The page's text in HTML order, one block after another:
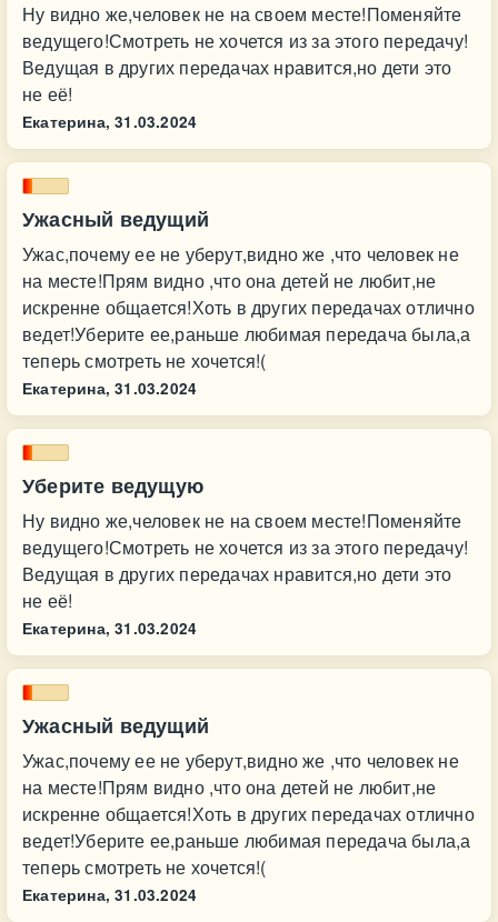
Ну видно же,человек не на своем месте!Поменяйте
ведущего!Смотреть не хочется из за этого передачу!
Ведущая в других передачах нравится,но дети это
не её!
Екатерина, 31.03.2024
Ужасный ведущий
Ужас,почему ее не уберут,видно же ,что человек не
на месте!Прям видно ,что она детей не любит,не
искренне общается!Хоть в других передачах отлично
ведет!Уберите ее,раньше любимая передача была,а
теперь смотреть не хочется!(
Екатерина, 31.03.2024
Уберите ведущую
Ну видно же,человек не на своем месте!Поменяйте
ведущего!Смотреть не хочется из за этого передачу!
Ведущая в других передачах нравится,но дети это
не её!
Екатерина, 31.03.2024
Ужасный ведущий
Ужас,почему ее не уберут,видно же ,что человек не
на месте!Прям видно ,что она детей не любит,не
искренне общается!Хоть в других передачах отлично
ведет!Уберите ее,раньше любимая передача была,а
теперь смотреть не хочется!(
Екатерина, 31.03.2024